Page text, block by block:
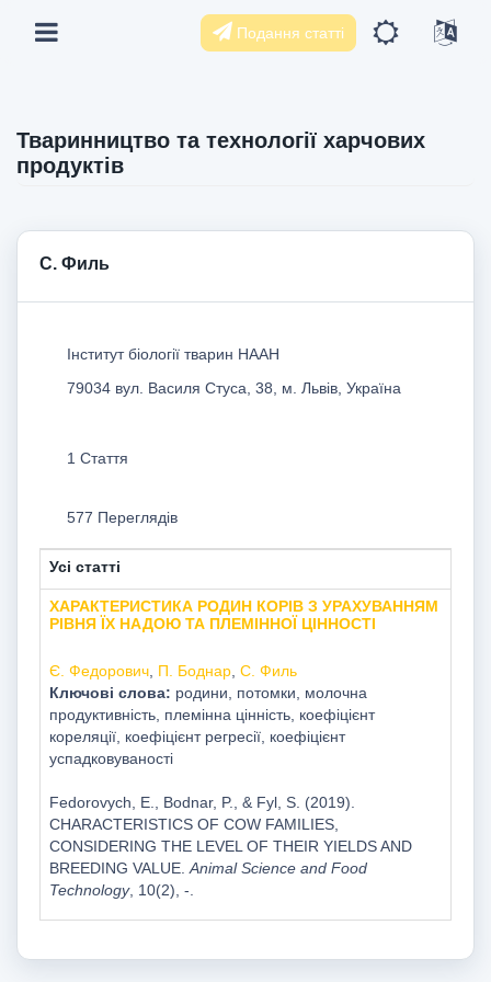
Подання статті
Тваринництво та технології харчових
продуктів
С. Филь
Інститут біології тварин НААН
79034 вул. Василя Стуса, 38, м. Львів, Україна
1 Стаття
577 Переглядів
Усі статті
ХАРАКТЕРИСТИКА РОДИН КОРІВ З УРАХУВАННЯМ
РІВНЯ ЇХ НАДОЮ ТА ПЛЕМІННОЇ ЦІННОСТІ
Є. Федорович, П. Боднар, С. Филь
Ключові слова: родини, потомки, молочна
продуктивність, племінна цінність, коефіцієнт
кореляції, коефіцієнт регресії, коефіцієнт
успадковуваності
Fedorovych, E., Bodnar, P., & Fyl, S. (2019).
CHARACTERISTICS OF COW FAMILIES,
CONSIDERING THE LEVEL OF THEIR YIELDS AND
BREEDING VALUE. Animal Science and Food
Technology, 10(2), -.